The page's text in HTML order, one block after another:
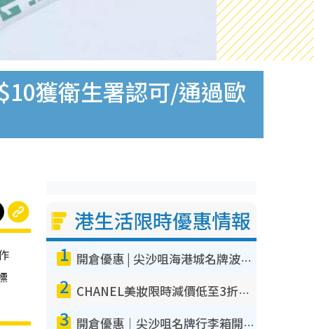
獲衛生署認可/通過歐
港生活限時優惠情報
1 開倉優惠 | 尖沙咀海港城名牌波鞋開倉低至1折！On鞋$899起／Joy&Peace鞋履$98起
2 CHANEL美妝限時減價低至3折！人氣粉底/唇膏/精華液低至$275！COCO香水都有平
3 開倉優惠｜尖沙咀名牌行李箱開倉低至4折！一連5日 American Tourister/ace./Hallmark $200起！